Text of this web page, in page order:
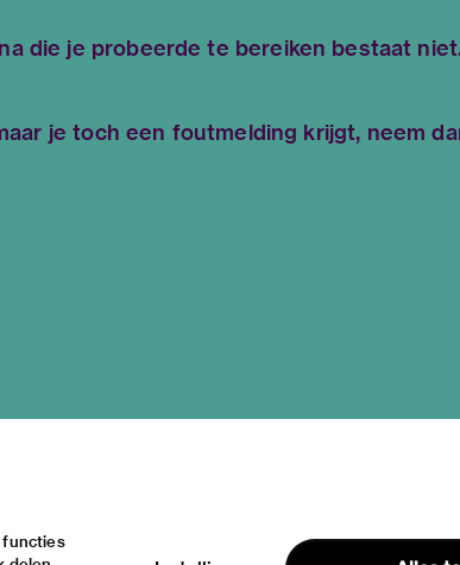
functies
die je probeerde te bereiken bestaat
je toch een foutmelding krijgt, neem